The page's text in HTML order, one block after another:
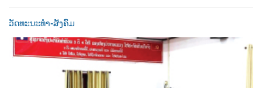
ວັດທະນະທຳ-ສັງຄົມ